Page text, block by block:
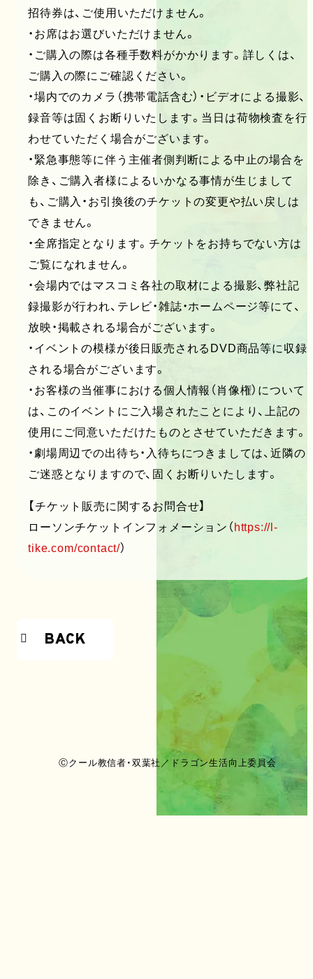
招待券は、ご使用いただけません。
・お席はお選びいただけません。
・ご購入の際は各種手数料がかかります。詳しくは、
ご購入の際にご確認ください。
・場内でのカメラ（携帯電話含む）・ビデオによる撮影、
録音等は固くお断りいたします。当日は荷物検査を行
わせていただく場合がございます。
・緊急事態等に伴う主催者側判断による中止の場合を
除き、ご購入者様によるいかなる事情が生じまして
も、ご購入・お引換後のチケットの変更や払い戻しは
できません。
・全席指定となります。チケットをお持ちでない方は
ご覧になれません。
・会場内ではマスコミ各社の取材による撮影、弊社記
録撮影が行われ、テレビ・雑誌・ホームページ等にて、
放映・掲載される場合がございます。
・イベントの模様が後日販売されるDVD商品等に収録
される場合がございます。
・お客様の当催事における個人情報（肖像権）について
は、このイベントにご入場されたことにより、上記の
使用にご同意いただけたものとさせていただきます。
・劇場周辺での出待ち・入待ちにつきましては、近隣の
ご迷惑となりますので、固くお断りいたします。
【チケット販売に関するお問合せ】
ローソンチケットインフォメーション（https://l-
tike.com/contact/）
BACK
Ⓒクール教信者・双葉社／ドラゴン生活向上委員会